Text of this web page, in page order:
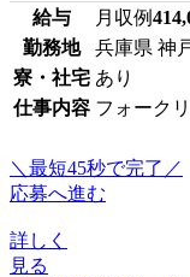
給与 月収例
勤務地
兵庫県 神
寮・社宅 あり
仕事内容 フォーク
＼最短45秒で完了／
応募へ進む
詳しく
見る